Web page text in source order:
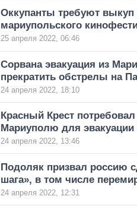
Оккупанты требуют
мариупольского
25 апреля 2022, 06:46
Сорвана эвакуация из
прекратить обстрелы на
24 апреля 2022, 18:10
Красный Крест
Мариуполю для
24 апреля 2022, 13:46
Подоляк призвал россию
шага», в том числе
24 апреля 2022, 12:31